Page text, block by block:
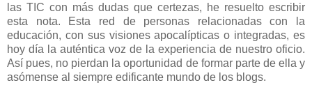
las TIC con más dudas que certezas, he resuelto escribir
esta nota. Esta red de personas relacionadas con la
educación, con sus visiones apocalípticas o integradas, es
hoy día la auténtica voz de la experiencia de nuestro oficio.
Así pues, no pierdan la oportunidad de formar parte de ella y
asómense al siempre edificante mundo de los blogs.